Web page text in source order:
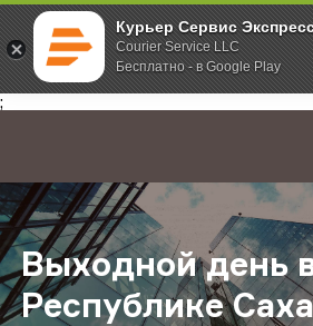
Курьер Сервис
Courier Service LLC
Бесплатно - в Google Play
;
Главная О компании Новости
Выходной день
Республике